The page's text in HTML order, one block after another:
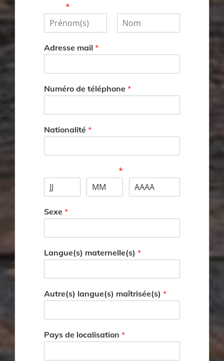
*
é
m
Adresse mail *
Numéro de téléphone *
Nationalité *
*
Sexe *
Langue(s) maternelle(s) *
Autre(s) langue(s) maîtrisée(s) *
Pays de localisation *